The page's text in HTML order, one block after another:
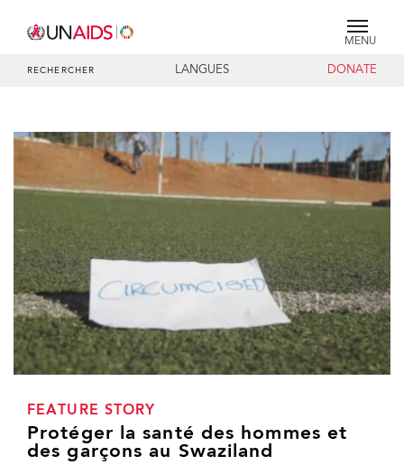
MENU
RECHERCHER LANGUES DONATE
FEATURE STORY
Protéger la santé des hommes et
des garçons au Swaziland